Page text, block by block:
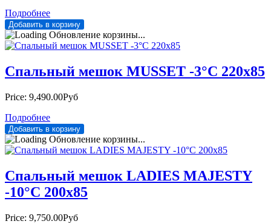
Подробнее
Обновление корзины...
Спальный мешок MUSSET -3°С 220х85
Price: 9,490.00Руб
Подробнее
Обновление корзины...
Спальный мешок LADIES MAJESTY
-10°С 200х85
Price: 9,750.00Руб